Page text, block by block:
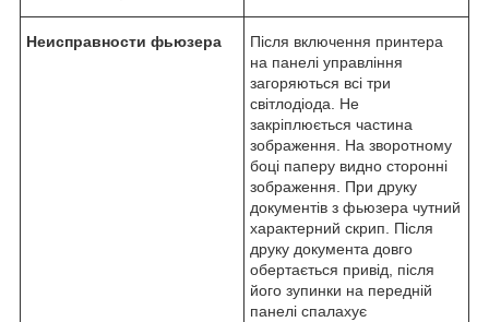
Неисправности фьюзера
Після включення принтера
на панелі управління
загоряються всі три
світлодіода. Не
закріплюється частина
зображення. На зворотному
боці паперу видно сторонні
зображення. При друку
документів з фьюзера чутний
характерний скрип. Після
друку документа довго
обертається привід, після
його зупинки на передній
панелі спалахує